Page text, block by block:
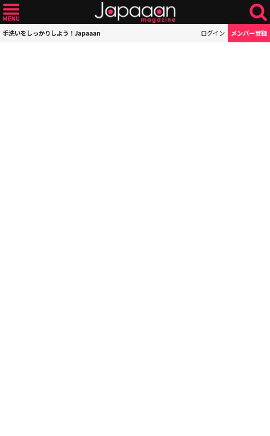
手洗いをしっかりしよう！Japaaan ログイン メンバー登録